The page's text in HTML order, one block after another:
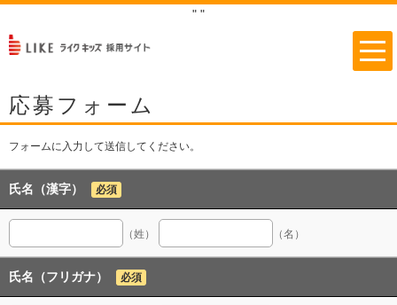
" "
応募フォーム
フォームに入力して送信してください。
氏名（漢字） 必須
（姓） （名）
氏名（フリガナ） 必須